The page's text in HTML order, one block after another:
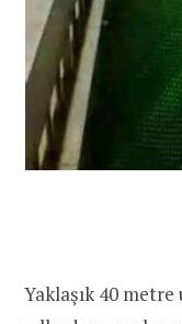
Yaklaşık 40